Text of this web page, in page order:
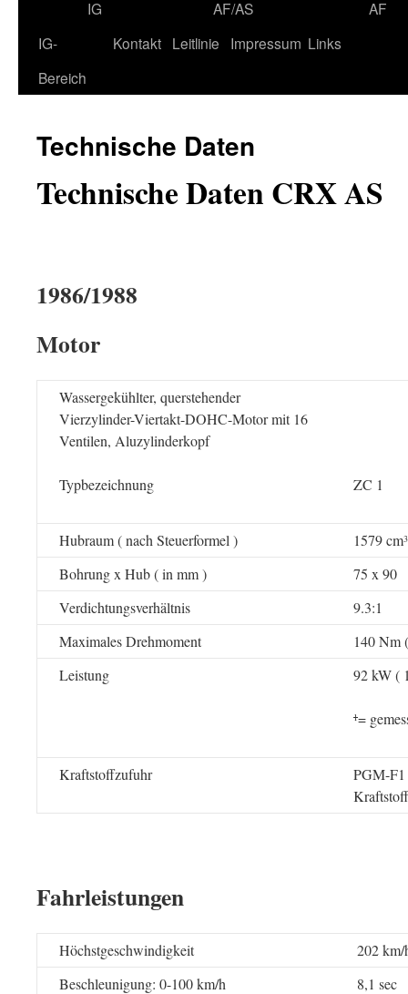
IG
AF/AS
AF
IG-
Bereich
Kontakt Leitlinie Impressum Links
Technische Daten
Technische Daten CRX AS
1986/1988
Motor
Wassergekühlter, querstehender
Vierzylinder-Viertakt-DOHC-Motor mit 16
Ventilen, Aluzylinderkopf
Typbezeichnung ZC 1
Hubraum ( nach Steuerformel ) 1579 cm3
Bohrung x Hub ( in mm )
75 x 90
Verdichtungsverhältnis
9.3:1
Maximales Drehmoment
140 Nm
Leistung
92 kW (
1=
Kraftstoffzufuhr
PGM-F1
Fahrleistungen
Höchstgeschwindigkeit
202 km/
Beschleunigung: 0-100 km/h
8,1 sec